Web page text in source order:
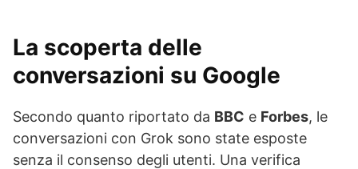
La scoperta delle
conversazioni su Google
Secondo quanto riportato da BBC e Forbes, le
conversazioni con Grok sono state esposte
senza il consenso degli utenti. Una verifica